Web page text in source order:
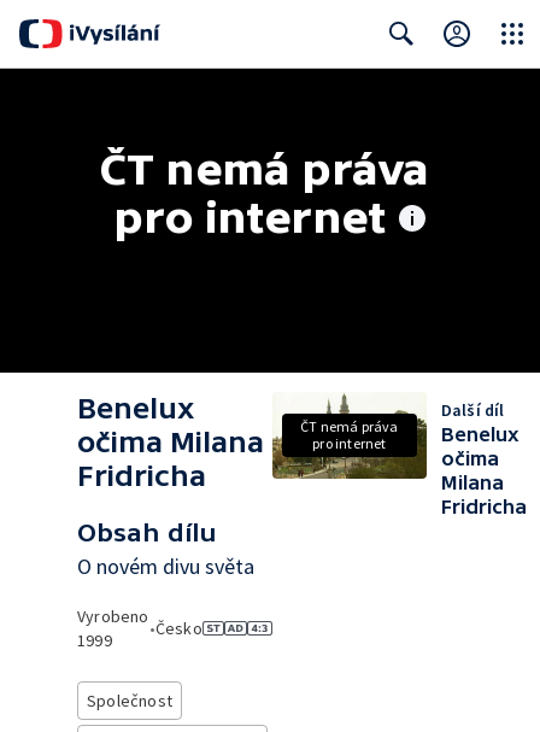
ČT nemá práva
pro internet
Benelux
očima Milana
Fridricha
Obsah dílu
O novém divu světa
Vyrobeno
1999
•Česko
Společnost
ČT nemá práva
pro internet
Další díl
Benelux
očima
Milana
Fridricha